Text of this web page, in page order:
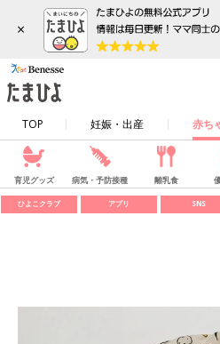
×
TOP 妊娠・出産 赤ち
育児グッズ 病気・予防接種 離乳食
ひよこクラブ アプリ SNS